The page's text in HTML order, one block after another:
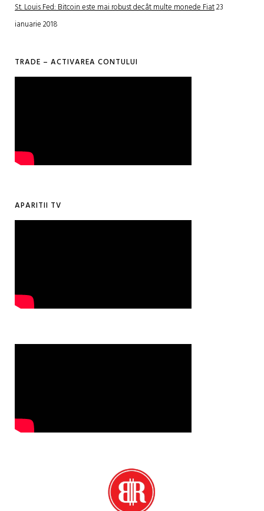
St. Louis Fed: Bitcoin este mai robust decât multe monede Fiat23
ianuarie 2018
TRADE – ACTIVAREA CONTULUI
APARITII TV